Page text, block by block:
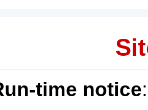
time notice